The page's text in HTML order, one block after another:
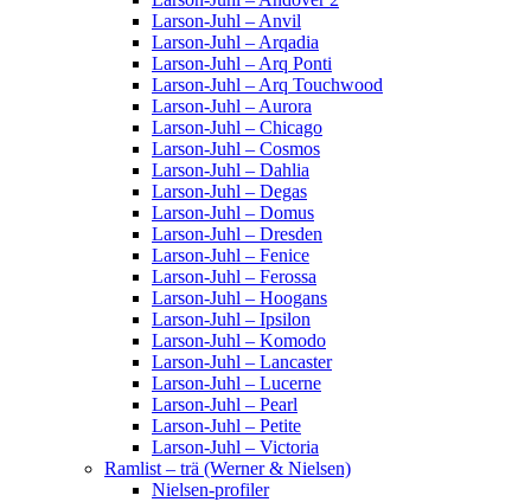
Larson-Juhl – Anvil
Larson-Juhl – Arqadia
Larson-Juhl – Arq Ponti
Larson-Juhl – Arq Touchwood
Larson-Juhl – Aurora
Larson-Juhl – Chicago
Larson-Juhl – Cosmos
Larson-Juhl – Dahlia
Larson-Juhl – Degas
Larson-Juhl – Domus
Larson-Juhl – Dresden
Larson-Juhl – Fenice
Larson-Juhl – Ferossa
Larson-Juhl – Hoogans
Larson-Juhl – Ipsilon
Larson-Juhl – Komodo
Larson-Juhl – Lancaster
Larson-Juhl – Lucerne
Larson-Juhl – Pearl
Larson-Juhl – Petite
Larson-Juhl – Victoria
Ramlist – trä (Werner & Nielsen)
Nielsen-profiler